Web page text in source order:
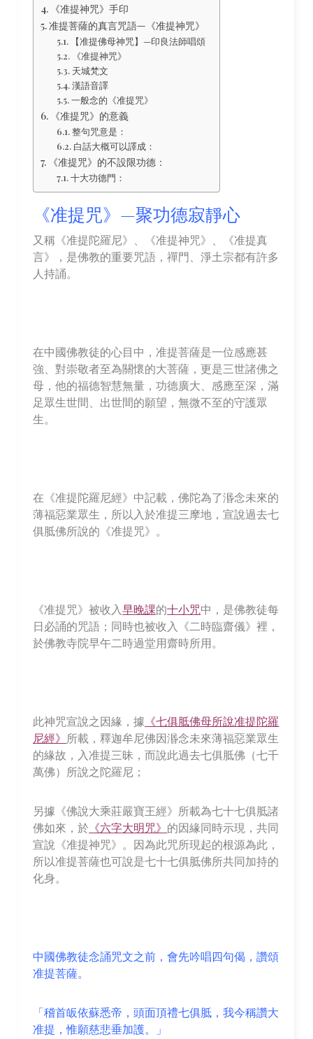
《准提神咒》手印
准提菩薩的真言咒語—《准提神咒》
【准提佛母神咒】—印良法師唱頌
《准提神咒》
天城梵文
漢語音譯
一般念的《准提咒》
《准提咒》的意義
整句咒意是：
白話大概可以譯成：
《准提咒》的不設限功德：
十大功德門：
《准提咒》—聚功德寂靜心
又稱《准提陀羅尼》、《准提神咒》、《准提真
言》，是佛教的重要咒語，禪門、淨土宗都有許多
人持誦。
在中國佛教徒的心目中，准提菩薩是一位感應甚
強、對崇敬者至為關懷的大菩薩，更是三世諸佛之
母，他的福德智慧無量，功德廣大、感應至深，滿
足眾生世間、出世間的願望，無微不至的守護眾
生。
在《准提陀羅尼經》中記載，佛陀為了湣念未來的
薄福惡業眾生，所以入於准提三摩地，宣說過去七
俱胝佛所說的《准提咒》。
《准提咒》被收入早晚課的十小咒中，是佛教徒每
日必誦的咒語；同時也被收入《二時臨齋儀》裡，
於佛教寺院早午二時過堂用齋時所用。
此神咒宣說之因緣，據 《七俱胝佛母所說准提陀羅
尼經》 所載，釋迦牟尼佛因湣念未來薄福惡業眾生
的緣故，入准提三昧，而說此過去七俱胝佛（七千
萬佛）所說之陀羅尼；
另據《佛說大乘莊嚴寶王經》所載為七十七俱胝諸
佛如來，於 《六字大明咒》 的因緣同時示現，共同
宣說《准提神咒》。因為此咒所現起的根源為此，
所以准提菩薩也可說是七十七俱胝佛所共同加持的
化身。
中國佛教徒念誦咒文之前，會先吟唱四句偈，讚頌
准提菩薩。
「稽首皈依蘇悉帝，頭面頂禮七俱胝，我今稱讚大
准提，惟願慈悲垂加護。」